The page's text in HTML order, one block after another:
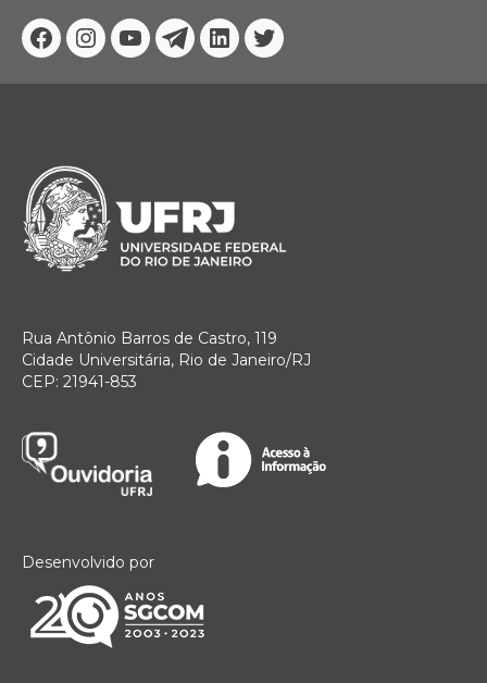
Facebook
Instagram
YoutubeTelegram
Linkedin
Twitter
Rua Antônio Barros de Castro, 119
Cidade Universitária, Rio de Janeiro/RJ
CEP: 21941-853
Desenvolvido por